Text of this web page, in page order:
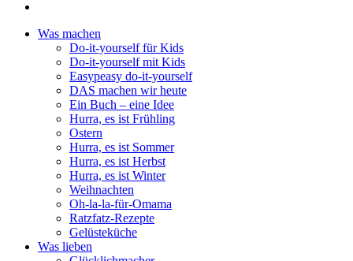
Was machen
Do-it-yourself für Kids
Do-it-yourself mit Kids
Easypeasy do-it-yourself
DAS machen wir heute
Ein Buch – eine Idee
Hurra, es ist Frühling
Ostern
Hurra, es ist Sommer
Hurra, es ist Herbst
Hurra, es ist Winter
Weihnachten
Oh-la-la-für-Omama
Ratzfatz-Rezepte
Gelüsteküche
Was lieben